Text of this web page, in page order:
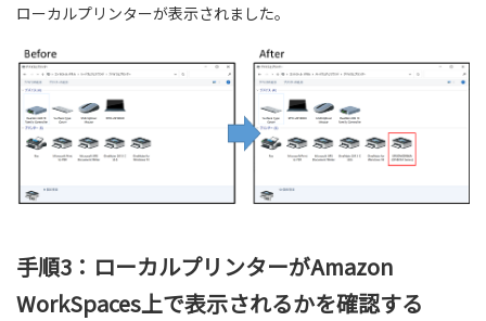
ローカルプリンターが表示されました。
手順3：ローカルプリンターがAmazon
WorkSpaces上で表示されるかを確認する